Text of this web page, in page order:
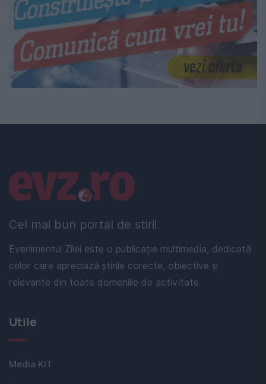
Cel mai bun portal de stiri!
Evenimentul Zilei este o publicație multimedia, dedicată
celor care apreciază știrile corecte, obiective și
relevante din toate domeniile de activitate
Linkuri utile
Utile
Media KIT